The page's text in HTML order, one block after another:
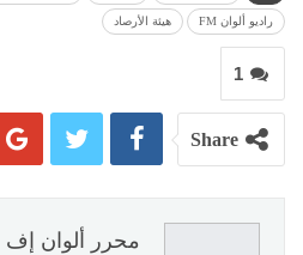
راديو ألوان FM هيئة الأرصاد
1
Share
محرر ألوان إف